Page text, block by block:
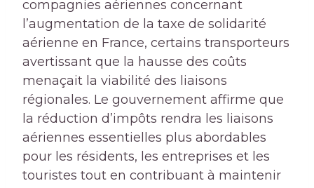
compagnies aériennes concernant
l’augmentation de la taxe de solidarité
aérienne en France, certains transporteurs
avertissant que la hausse des coûts
menaçait la viabilité des liaisons
régionales. Le gouvernement affirme que
la réduction d’impôts rendra les liaisons
aériennes essentielles plus abordables
pour les résidents, les entreprises et les
touristes tout en contribuant à maintenir